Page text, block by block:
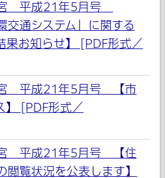
宮 平成21年5月号
交通システム」に関する
果お知らせ】 [PDF形式／
平成21年5月号 【市
】 [PDF形式／
平成21年5月号 【住
閲覧状況を公表します】